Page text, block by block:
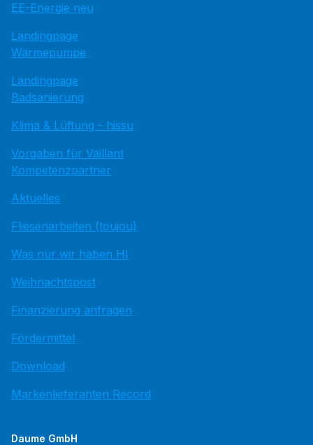
EE-Energie neu
Landingpage
Wärmepumpe
Landingpage
Badsanierung
Klima & Lüftung - hissu
Vorgaben für Vaillant
Kompetenzpartner
Aktuelles
Fliesenarbeiten (toujou)
Was nur wir haben HI
Weihnachtspost
Finanzierung anfragen
Fördermittel
Download
Markenlieferanten Record
Daume GmbH